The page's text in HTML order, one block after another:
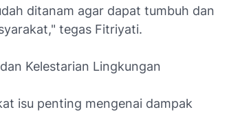
ditanam agar dapat tumbuh dan
tegas Fitriyati.
Kelestarian Lingkungan
isu penting mengenai dampak